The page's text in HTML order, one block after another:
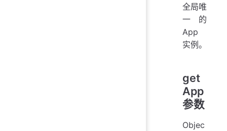
全局唯
一的
App
实例。
get
App
参数
Objec